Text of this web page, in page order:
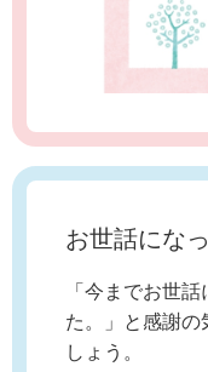
お世話にな
「今までお世
た。」と感謝の
しょう。